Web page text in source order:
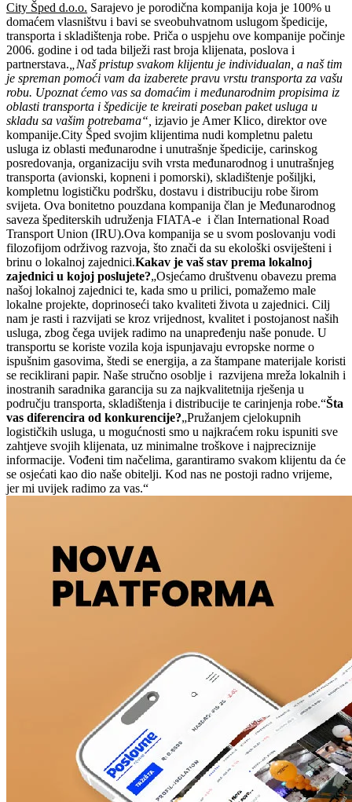
City Šped d.o.o. Sarajevo je porodična kompanija koja je 100% u
domaćem vlasništvu i bavi se sveobuhvatnom uslugom špedicije,
transporta i skladištenja robe. Priča o uspjehu ove kompanije počinje
2006. godine i od tada bilježi rast broja klijenata, poslova i
partnerstava.„Naš pristup svakom klijentu je individualan, a naš tim
je spreman pomoći vam da izaberete pravu vrstu transporta za vašu
robu. Upoznat ćemo vas sa domaćim i međunarodnim propisima iz
oblasti transporta i špedicije te kreirati poseban paket usluga u
skladu sa vašim potrebama“, izjavio je Amer Klico, direktor ove
kompanije.City Šped svojim klijentima nudi kompletnu paletu
usluga iz oblasti međunarodne i unutrašnje špedicije, carinskog
posredovanja, organizaciju svih vrsta međunarodnog i unutrašnjeg
transporta (avionski, kopneni i pomorski), skladištenje pošiljki,
kompletnu logističku podršku, dostavu i distribuciju robe širom
svijeta. Ova bonitetno pouzdana kompanija član je Međunarodnog
saveza špediterskih udruženja FIATA-e i član International Road
Transport Union (IRU).Ova kompanija se u svom poslovanju vodi
filozofijom održivog razvoja, što znači da su ekološki osviješteni i
brinu o lokalnoj zajednici.Kakav je vaš stav prema lokalnoj
zajednici u kojoj poslujete?„Osjećamo društvenu obavezu prema
našoj lokalnoj zajednici te, kada smo u prilici, pomažemo male
lokalne projekte, doprinoseći tako kvaliteti života u zajednici. Cilj
nam je rasti i razvijati se kroz vrijednost, kvalitet i postojanost naših
usluga, zbog čega uvijek radimo na unapređenju naše ponude. U
transportu se koriste vozila koja ispunjavaju evropske norme o
ispušnim gasovima, štedi se energija, a za štampane materijale koristi
se reciklirani papir. Naše stručno osoblje i razvijena mreža lokalnih i
inostranih saradnika garancija su za najkvalitetnija rješenja u
području transporta, skladištenja i distribucije te carinjenja robe.“Šta
vas diferencira od konkurencije?„Pružanjem cjelokupnih
logističkih usluga, u mogućnosti smo u najkraćem roku ispuniti sve
zahtjeve svojih klijenata, uz minimalne troškove i najpreciznije
informacije. Vođeni tim načelima, garantiramo svakom klijentu da će
se osjećati kao dio naše obitelji. Kod nas ne postoji radno vrijeme,
jer mi uvijek radimo za vas.“